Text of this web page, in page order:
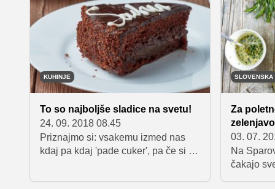
iz mesa in kislega zelja.
kakšne
KUHINJE
To so najboljše sladice na svetu!
24. 09. 2018 08.45
Priznajmo si: vsakemu izmed nas
kdaj pa kdaj 'pade cuker', pa če si to
SLOVENSKA
Za
03. 07.
Na
čakajo